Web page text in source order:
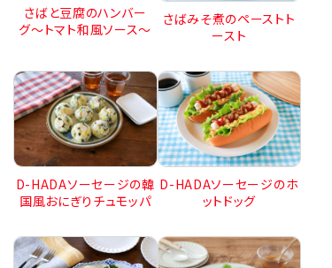
さばと豆腐のハンバー
グ〜トマト和風ソース〜
さばみそ煮のペーストト
ースト
D-HADAソーセージの韓
国風おにぎりチュモッパ
D-HADAソーセージのホ
ットドッグ